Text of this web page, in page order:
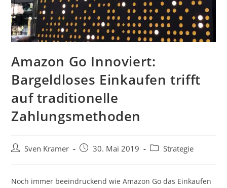
Amazon Go Innoviert:
Bargeldloses Einkaufen trifft
auf traditionelle
Zahlungsmethoden
Sven Kramer 30. Mai 2019 Strategie
Noch immer beeindruckend wie Amazon Go das Einkaufen